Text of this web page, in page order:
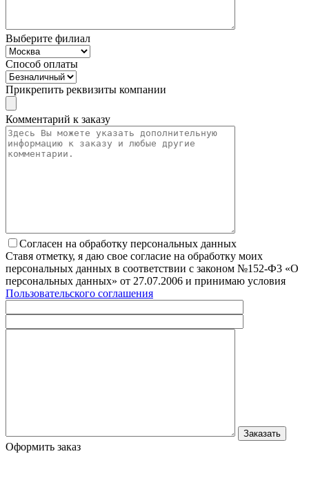
Выберите филиал
Способ оплаты
Прикрепить реквизиты компании
Комментарий к заказу
Согласен на обработку персональных данных
Ставя отметку, я даю свое согласие на обработку моих
персональных данных в соответствии с законом №152-Ф3 «О
персональных данных» от 27.07.2006 и принимаю условия
Пользовательского соглашения
Оформить заказ